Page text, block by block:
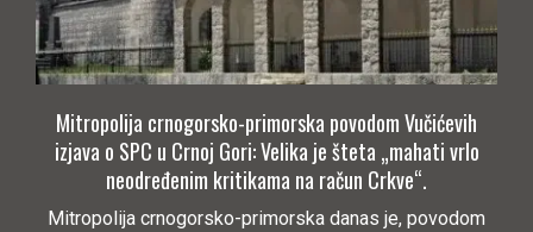
Mitropolija crnogorsko-primorska povodom Vučićevih
izjava o SPC u Crnoj Gori: Velika je šteta „mahati vrlo
neodređenim kritikama na račun Crkve“.
Mitropolija crnogorsko-primorska danas je, povodom